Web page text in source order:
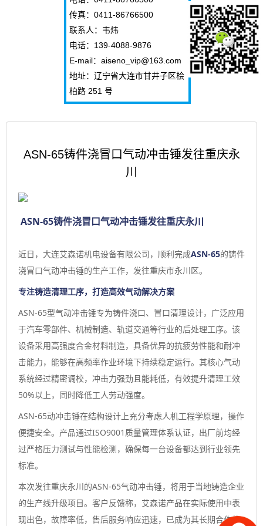
传真：0411-86766500
联系人：韦炜
电话：139-4088-9876
E-mail：aiseno_vip@163.com
地址：辽宁省大连市甘井子区桧
柏路 251 号
ASN-65铸件浇冒口气动冲击锤发往重庆永
川
ASN-65铸件浇冒口气动冲击锤发往重庆永川
近日， 大连艾森诺机电设备有限公司 ， 顺利完成ASN-65的铸件
浇冒口气动冲击锤的生产工作， 发往重庆市永川区。
专注铸造清理工序，打造高效气动解决方案
ASN-65型气动冲击锤专为铸件浇口、冒口清理设计，广泛应用
于汽车零部件、机械制造、轨道交通等行业的后处理工序。该
设备采用高强度合金材料制造，具备优异的抗疲劳性能和耐冲
击能力，能够在高频率作业环境下持续稳定运行。其核心气动
系统经过精密调校，冲击力强劲且能耗低，有效提升清理工效
50%以上，同时降低工人劳动强度。
ASN-65动冲击锤在结构设计上充分考虑人机工程学原理，操作
便捷安全。产品通过ISO9001质量管理体系认证，出厂前均经
过严格压力测试与性能检测，确保每一台设备都达到行业领先
标准。
本次发往重庆永川的ASN-65气动冲击锤，将用于当地铸造企业
的生产线升级项目。客户反馈称， 艾森诺产品在实际使用中表
现出色，故障率低，售后服务响应迅速，已成为其长期合作的